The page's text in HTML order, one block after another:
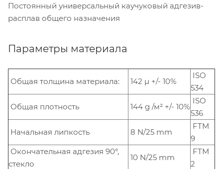
Постоянный универсальный каучуковый адгезив-
расплав общего назначения
Параметры материала
Общая толщина материала: 142 µ +/- 10%
ISO
534
Общая плотность
144 g /м² +/- 10%
ISO
536
Начальная липкость
8 N/25 mm
FTM
9
Окончательная адгезия 90°,
стекло
10 N/25 mm
FTM
2